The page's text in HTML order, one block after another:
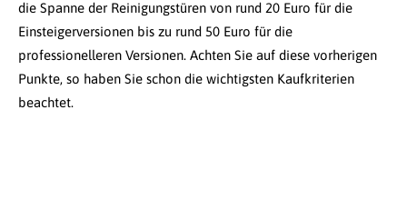
die Spanne der Reinigungstüren von rund 20 Euro für die
Einsteigerversionen bis zu rund 50 Euro für die
professionelleren Versionen. Achten Sie auf diese vorherigen
Punkte, so haben Sie schon die wichtigsten Kaufkriterien
beachtet.